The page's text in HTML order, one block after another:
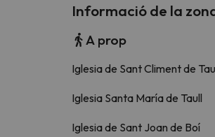
Informació de la
A prop
Iglesia de Sant Climent de
Iglesia Santa María de Taull
Iglesia de Sant Joan de Boí